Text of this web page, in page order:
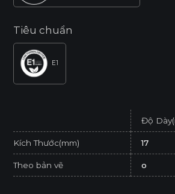
Tiêu chuẩn
E1
Độ
Kích Thước(mm) 17
Theo bản vẽ o